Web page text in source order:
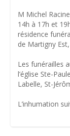
M Michel
14h à 17h et
résidence
de Martigny
Les funérailles
l’église Ste-
Labelle, St-
L’inhumation